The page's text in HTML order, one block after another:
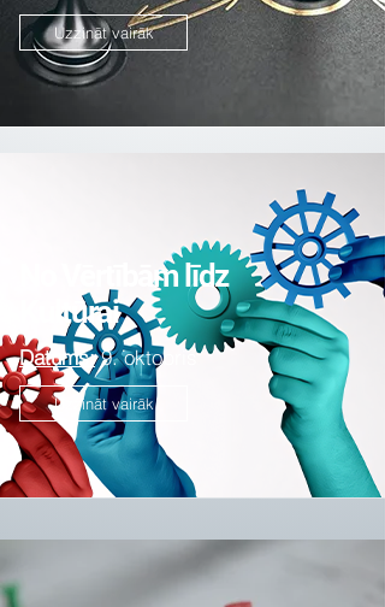
Uzzināt vairāk
No Vērtībām līdz
Kultūrai
Datums:9. oktobris
Uzzināt vairāk